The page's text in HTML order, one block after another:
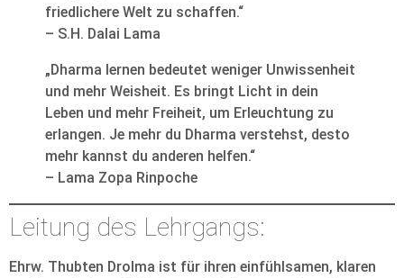
friedlichere Welt zu schaffen.“
– S.H. Dalai Lama
„Dharma lernen bedeutet weniger Unwissenheit
und mehr Weisheit. Es bringt Licht in dein
Leben und mehr Freiheit, um Erleuchtung zu
erlangen. Je mehr du Dharma verstehst, desto
mehr kannst du anderen helfen.“
– Lama Zopa Rinpoche
Leitung des Lehrgangs:
Ehrw. Thubten Drolma ist für ihren einfühlsamen, klaren